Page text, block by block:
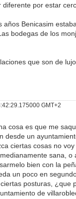
diferente por estar
años Benicasim
bodegas de los
que son de
GMT+2
cosa es que me
desde un
ciertas cosas no
sana, o
bien con la
un poco en
posturas, ¿que
de